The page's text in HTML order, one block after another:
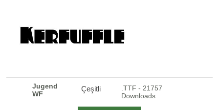
Jugend
WF
Çeşitli
.TTF - 21757
Downloads